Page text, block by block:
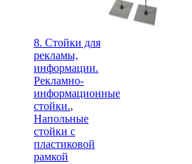
8. Стойки для
рекламы,
информации.
Рекламно-
информационные
стойки.,
Напольные
стойки с
пластиковой
рамкой